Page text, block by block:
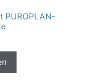
PUROPLAN-